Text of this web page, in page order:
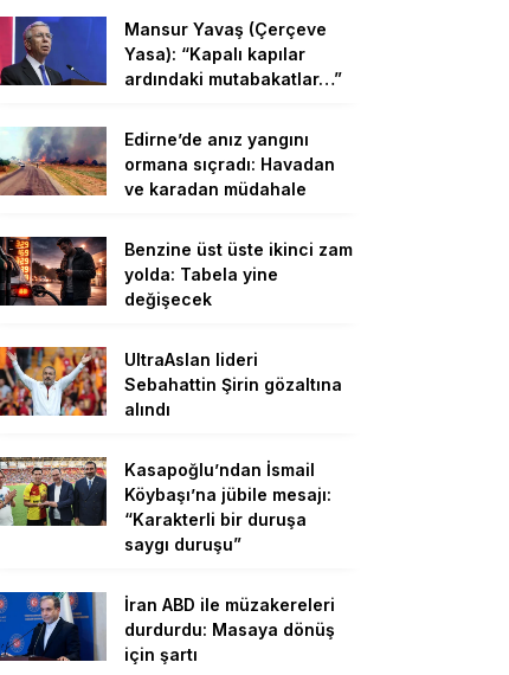
Mansur Yavaş (Çerçeve
Yasa): “Kapalı kapılar
ardındaki mutabakatlar…”
Edirne’de anız yangını
ormana sıçradı: Havadan
ve karadan müdahale
Benzine üst üste ikinci zam
yolda: Tabela yine
değişecek
UltraAslan lideri
Sebahattin Şirin gözaltına
alındı
Kasapoğlu’ndan İsmail
Köybaşı’na jübile mesajı:
“Karakterli bir duruşa
saygı duruşu”
İran ABD ile müzakereleri
durdurdu: Masaya dönüş
için şartı